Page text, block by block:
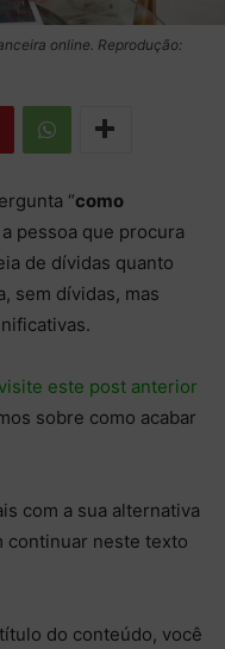
online. Reprodução:
“como
a pessoa que procura
de dívidas quanto
sem dívidas, mas
visite este post anterior
sobre como acabar
com a sua alternativa
continuar neste texto
do conteúdo, você